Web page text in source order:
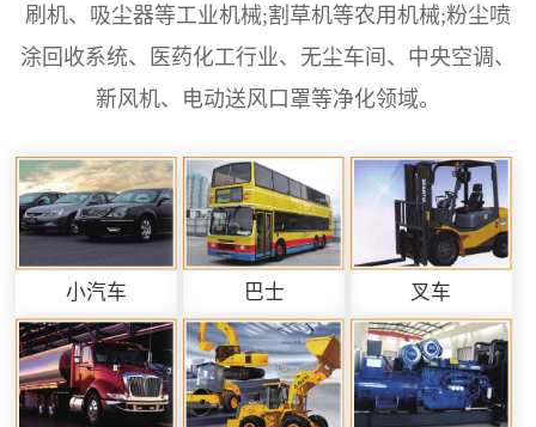
刷机、吸尘器等工业机械;割草机等农用机械;粉尘喷
涂回收系统、医药化工行业、无尘车间、中央空调、
新风机、电动送风口罩等净化领域。
小汽车 巴士 叉车